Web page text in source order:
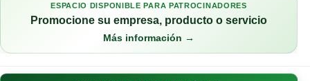
ESPACIO DISPONIBLE PARA PATROCINADORES
Promocione su empresa, producto o servicio
Más información →